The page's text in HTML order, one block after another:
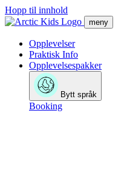
Hopp til innhold
meny
Opplevelser
Praktisk Info
Opplevelsespakker
Bytt språk
Booking